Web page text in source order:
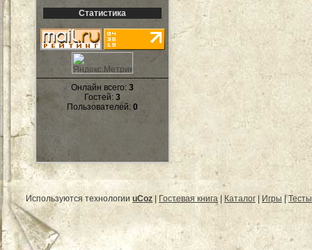
Статистика
Онлайн всего: 3
Гостей: 3
Пользователей: 0
Используются технологии uCoz | Гостевая книга | Каталог | Игры |Тесты